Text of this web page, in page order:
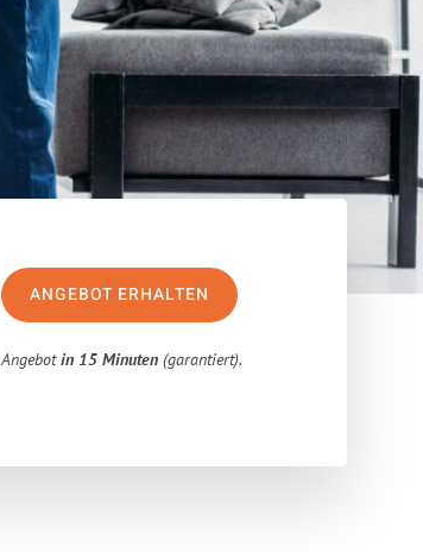
ANGEBOT ERHALTEN
Angebotin 15 Minuten (garantiert).